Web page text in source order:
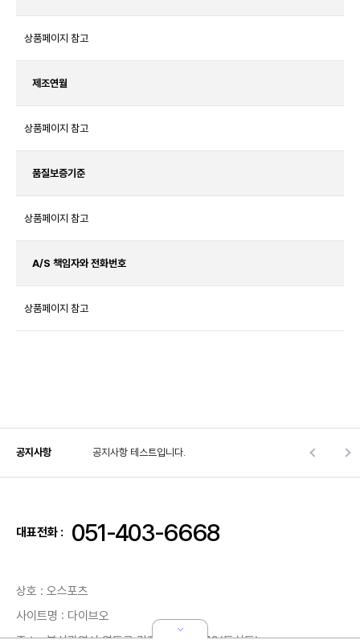
상품페이지 참고
제조연월
상품페이지 참고
품질보증기준
상품페이지 참고
A/S 책임자와 전화번호
상품페이지 참고
공지사항 공지사항 테스트입니다.
대표전화 : 051-403-6668
상호 : 오스포츠
사이트명 : 다이브오
주소 : 부산광역시 영도구 감지길87번길 19(동삼동)